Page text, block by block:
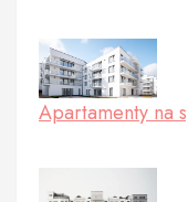
Apartamenty na